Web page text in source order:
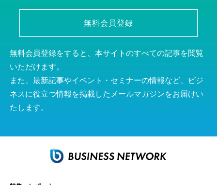
無料会員登録
無料会員登録をすると、本サイトのすべての記事を閲覧
いただけます。
また、最新記事やイベント・セミナーの情報など、ビジ
ネスに役立つ情報を掲載したメールマガジンをお届けい
たします。